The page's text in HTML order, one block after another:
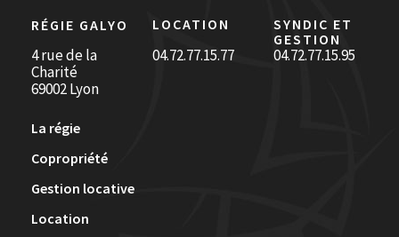
RÉGIE GALYO LOCATION
SYNDIC ET
GESTION
4 rue de la
Charité
69002 Lyon
04.72.77.15.77 04.72.77.15.95
La régie
Copropriété
Gestion locative
Location